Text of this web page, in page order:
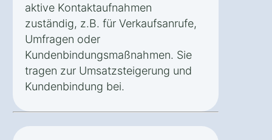
aktive Kontaktaufnahmen
zuständig, z.B. für Verkaufsanrufe,
Umfragen oder
Kundenbindungsmaßnahmen. Sie
tragen zur Umsatzsteigerung und
Kundenbindung bei.